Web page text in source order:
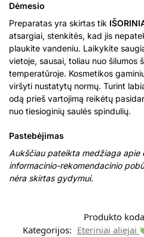
Dėmesio
Preparatas yra skirtas tik
atsargiai, stenkitės, kad jis
plaukite vandeniu. Laikykite
vietoje, sausai, toliau nuo šilumos
temperatūroje. Kosmetikos
viršyti nustatytų normų. Turint
odą prieš vartojimą reikėtų
nuo tiesioginių saulės spindulių.
Pastebėjimas
Aukščiau pateikta medžiaga apie
informacinio-rekomendacinio
nėra skirtas gydymui.
Produkto
Kategorijos: Eteriniai aliejai